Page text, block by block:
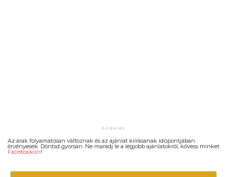
Az árak folyamatosan változnak és az ajánlat kiírásanak időpontjában
érvényesek. Döntsd gyorsan. Ne maradj le a legjobb ajánlatokról, kövess minket
Facebookon!